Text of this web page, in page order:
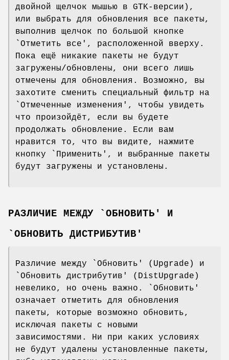
двойной щелчок мышью в GTK-версии),
или выбрать для обновления все пакеты,
выполнив щелчок по большой кнопке
`Отметить все', расположенной вверху.
Пока ещё никакие пакеты не будут
загружены/обновлены, они всего лишь
отмечены для обновления. Возможно, вы
захотите сменить специальный фильтр на
`Отмеченные изменения', чтобы увидеть
что произойдёт, если вы будете
продолжать обновление. Если вам
нравится то, что вы видите, нажмите
кнопку `Применить', и выбранные пакеты
будут загружены и установлены.
РАЗЛИЧИЕ МЕЖДУ `ОБНОВИТЬ' И
`ОБНОВИТЬ ДИСТРИБУТИВ'
Различие между `Обновить' (Upgrade) и
`Обновить дистрибутив' (DistUpgrade)
невелико, но очень важно. `Обновить'
означает отметить для обновления
пакеты, которые возможно обновить,
исключая пакеты с новыми
зависимостями. Ни при каких условиях
не будут удалены установленные пакеты,